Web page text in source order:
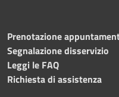
Prenotazione
Segnalazione disservizio
Leggi le FAQ
Richiesta di assistenza